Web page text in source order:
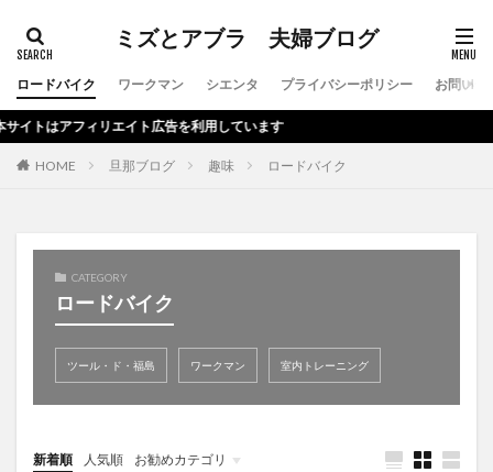
ミズとアブラ 夫婦ブログ
ロードバイク ワークマン シエンタ プライバシーポリシー お問い合
はアフィリエイト広告を利用しています
HOME 旦那ブログ 趣味 ロードバイク
CATEGORY
ロードバイク
ツール・ド・福島 ワークマン 室内トレーニング
新着順 人気順 お勧めカテゴリ